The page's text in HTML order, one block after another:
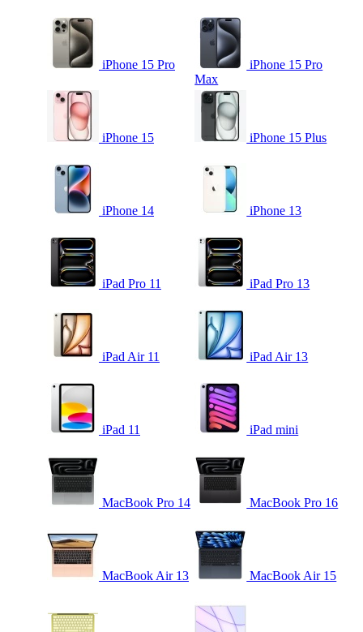
iPhone 15 Pro
iPhone 15 Pro
Max
iPhone 15 iPhone 15 Plus
iPhone 14 iPhone 13
iPad Pro 11 iPad Pro 13
iPad Air 11 iPad Air 13
iPad 11 iPad mini
MacBook Pro 14 MacBook Pro 16
MacBook Air 13 MacBook Air 15